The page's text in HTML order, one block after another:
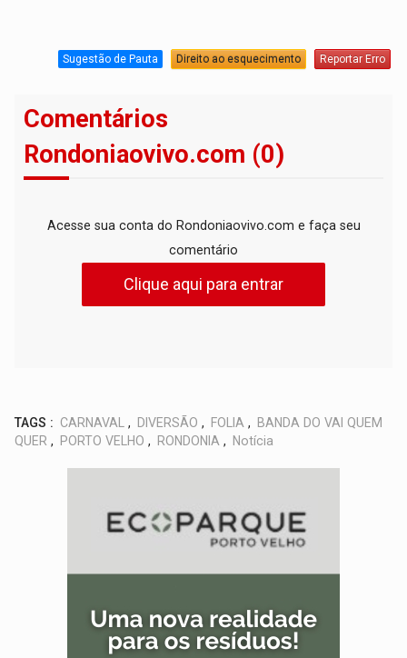
Sugestão de Pauta Direito ao esquecimento Reportar Erro
Comentários
Rondoniaovivo.com (0)
Acesse sua conta do Rondoniaovivo.com e faça seu
comentário
Clique aqui para entrar
TAGS : CARNAVAL , DIVERSÃO , FOLIA ,
BANDA DO VAI QUEM
QUER , PORTO VELHO , RONDONIA , Notícia